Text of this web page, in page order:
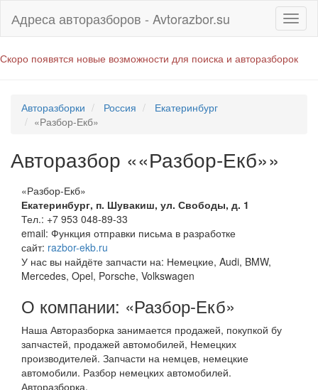
Адреса авторазборов - Avtorazbor.su
Скоро появятся новые возможности для поиска и авторазборок
Авторазборки Россия
Екатеринбург
«Разбор-Екб»
Авторазбор ««Разбор-Екб»»
«Разбор-Екб»
Екатеринбург, п. Шувакиш, ул. Свободы, д. 1
Тел.: +7 953 048-89-33
email: Функция отправки письма в разработке
сайт: razbor-ekb.ru
У нас вы найдёте запчасти на: Немецкие, Audi, BMW,
Mercedes, Opel, Porsche, Volkswagen
О компании: «Разбор-Екб»
Наша Авторазборка занимается продажей, покупкой бу
запчастей, продажей автомобилей, Немецких
производителей. Запчасти на немцев, немецкие
автомобили. Разбор немецких автомобилей.
Авторазборка.